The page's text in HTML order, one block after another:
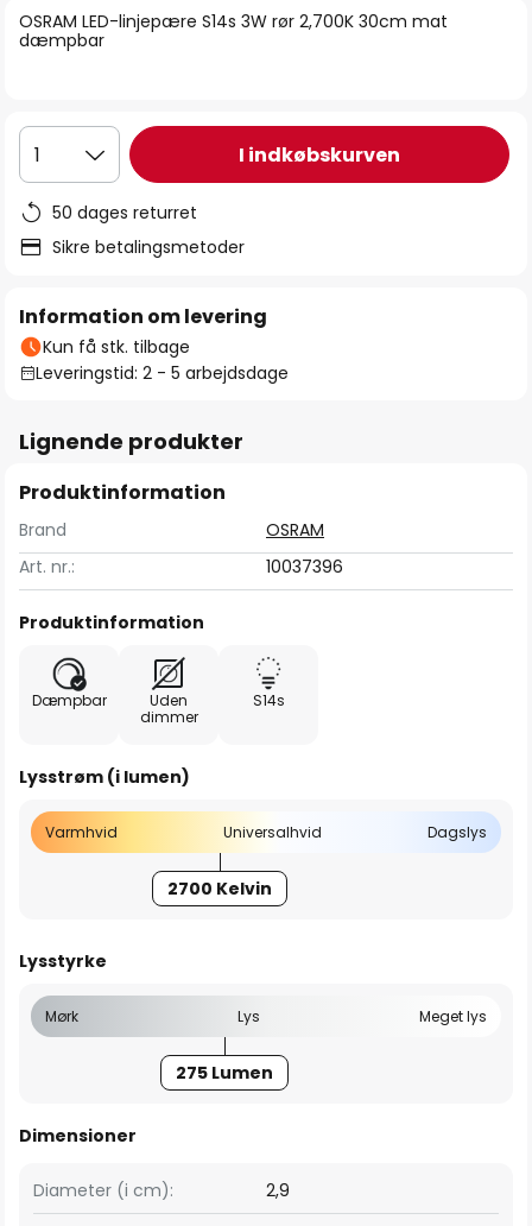
billedgalleriet
OSRAM LED-linjepære S14s 3W rør 2,700K 30cm mat
dæmpbar
1 I indkøbskurven
50 dages returret
Sikre betalingsmetoder
Information om levering
Kun få stk. tilbage
Leveringstid: 2 - 5 arbejdsdage
Lignende produkter
Produktinformation
Brand
OSRAM
Art. nr.:
10037396
Produktinformation
Dæmpbar
Uden
dimmer
S14s
Lysstrøm (i lumen)
Varmhvid Universalhvid Dagslys
2700 Kelvin
Lysstyrke
Mørk Lys Meget lys
275 Lumen
Dimensioner
Diameter (i cm): 2,9